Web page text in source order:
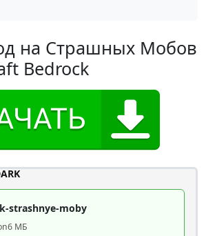
на Страшных Мобов
Bedrock
strashnye-moby
6 МБ